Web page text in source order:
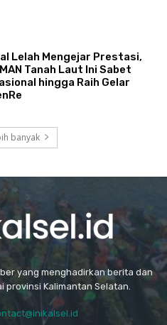
Lelah Mengejar Prestasi,
Tanah Laut Ini Sabet
hingga Raih Gelar
banyak
yang menghadirkan berita dan
Kalimantan Selatan.